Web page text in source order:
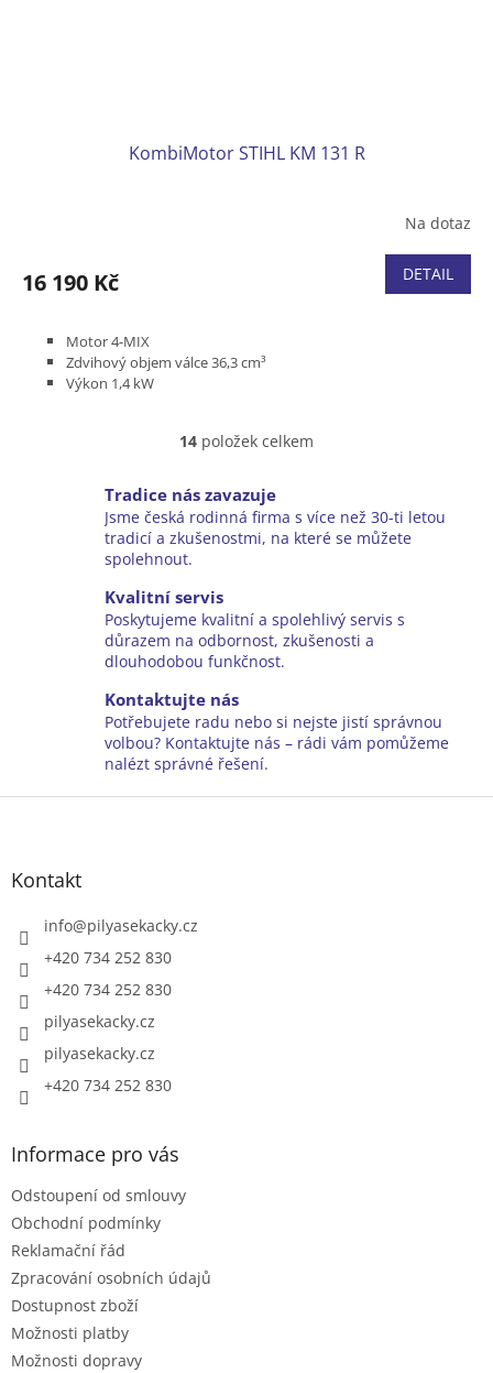
KombiMotor STIHL KM 131 R
Na dotaz
16 190 Kč DETAIL
Motor 4-MIX
Zdvihový objem válce 36,3 cm³
Výkon 1,4 kW
O
l
á
d
p
r
v
v
ý
p
s
14 položek celkem
Tradice nás zavazuje
Jsme česká rodinná firma s více než 30-ti letou
tradicí a zkušenostmi, na které se můžete
spolehnout.
Kvalitní servis
Poskytujeme kvalitní a spolehlivý servis s
důrazem na odbornost, zkušenosti a
dlouhodobou funkčnost.
Kontaktujte nás
Potřebujete radu nebo si nejste jistí správnou
volbou? Kontaktujte nás – rádi vám pomůžeme
nalézt správné řešení.
Z
Kontakt
info@pilyasekacky.cz
+420 734 252 830
+420 734 252 830
pilyasekacky.cz
pilyasekacky.cz
+420 734 252 830
Informace pro vás
Odstoupení od smlouvy
Obchodní podmínky
Reklamační řád
Zpracování osobních údajů
Dostupnost zboží
Možnosti platby
Možnosti dopravy